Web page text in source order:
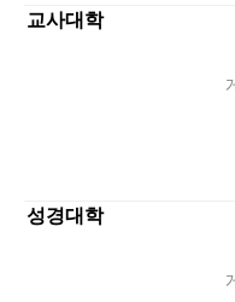
교사대학
성경대학